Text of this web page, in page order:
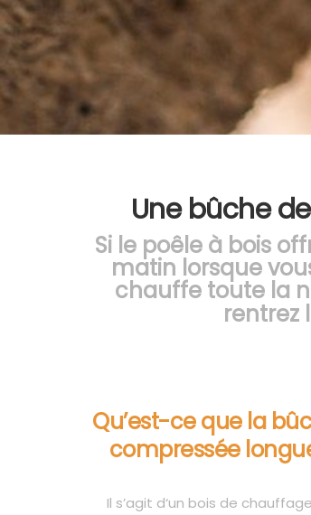
Une bûche
Si le poêle à bois
matin lorsque
chauffe toute la
rentrez
Qu’est-ce que la
compressée
Il s’agit d‘un bois de